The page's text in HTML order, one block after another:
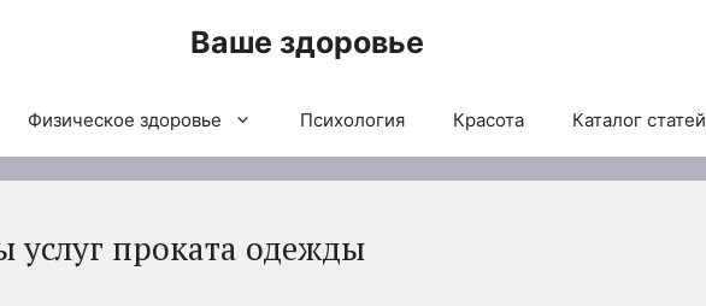
Ваше здоровье
Физическое здоровье Психология Красота Каталог статей
проката одежды